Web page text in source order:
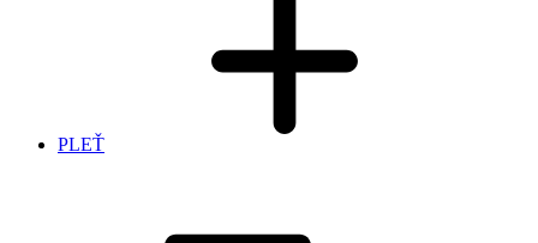
PLEŤ